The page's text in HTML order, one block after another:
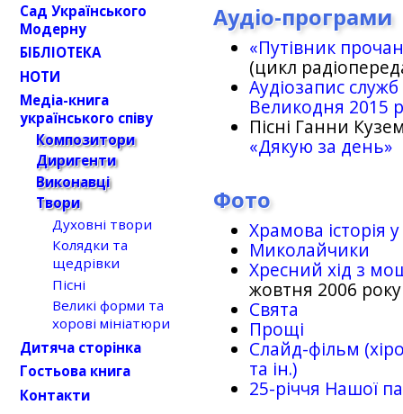
Аудіо-програми
«Путівник
(цикл
Аудіозапис
Великодня 2015
Пісні Ганни
«Дякую за день»
Фото
Храмова історія
Миколайчики
Хресний хід з
жовтня 2006 року
Свята
Прощі
Слайд-фільм
та ін.)
25-рiччя Нашої
Сад Українського
Модерну
БІБЛІОТЕКА
НОТИ
Медіа-книга
українського співу
Композитори
Диригенти
Виконавці
Твори
Духовні твори
Колядки та
щедрівки
Пісні
Великі форми та
хорові мініатюри
Дитяча сторінка
Гостьова книга
Контакти